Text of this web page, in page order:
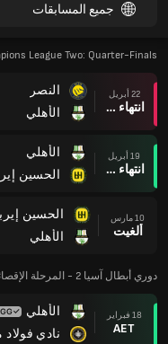
جميع المسابقات
League Two: Quarter-Finals
22 أبريل
انتهاء وقت المباراة
النصر
الأهلي
19 أبريل
انتهاء وقت المباراة
الأهلي
الحسين
10 مارس
ألغيت
الحسين
الأهلي
دوري أبطال آسيا 2 - المرحلة الإقصائية
18 فبراير
AET
الأهلي
نادي فولاد